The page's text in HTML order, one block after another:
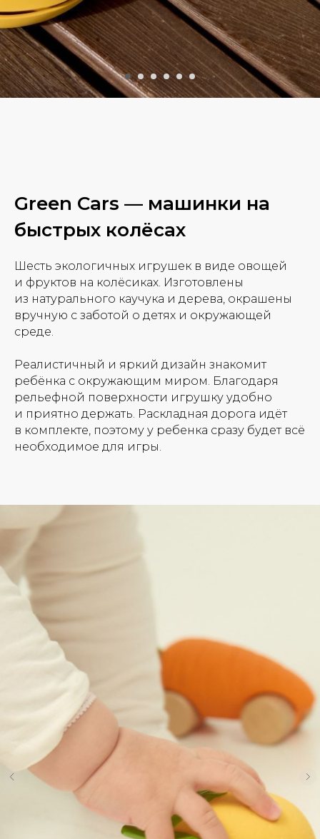
Green Cars — машинки на
быстрых колёсах
Шесть экологичных игрушек в виде овощей
и фруктов на колёсиках. Изготовлены
из натурального каучука и дерева, окрашены
вручную с заботой о детях и окружающей
среде.
Реалистичный и яркий дизайн знакомит
ребёнка с окружающим миром. Благодаря
рельефной поверхности игрушку удобно
и приятно держать. Раскладная дорога идёт
в комплекте, поэтому у ребенка сразу будет всё
необходимое для игры.